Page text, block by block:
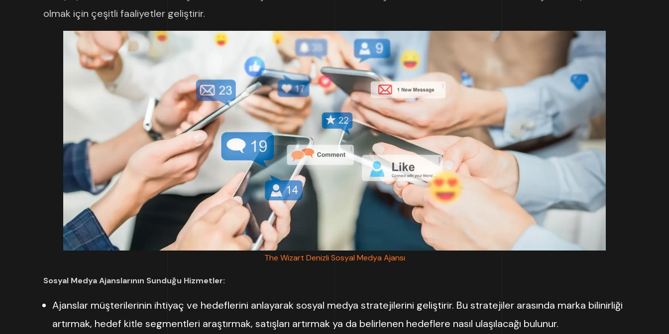
olmak için çeşitli faaliyetler geliştirir.
The Wizart Denizli Sosyal Medya Ajansı
Sosyal Medya Ajanslarının Sunduğu Hizmetler:
Ajanslar müşterilerinin ihtiyaç ve hedeflerini anlayarak sosyal medya stratejilerini geliştirir. Bu stratejiler arasında marka bilinirliği
artırmak, hedef kitle segmentleri araştırmak, satışları artırmak ya da belirlenen hedeflere nasıl ulaşılacağı bulunur.